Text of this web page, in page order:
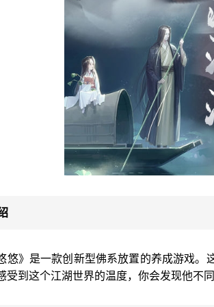
悠》是一款创新型佛系放置的养成游戏
受到这个江湖世界的温度，你会发现他不